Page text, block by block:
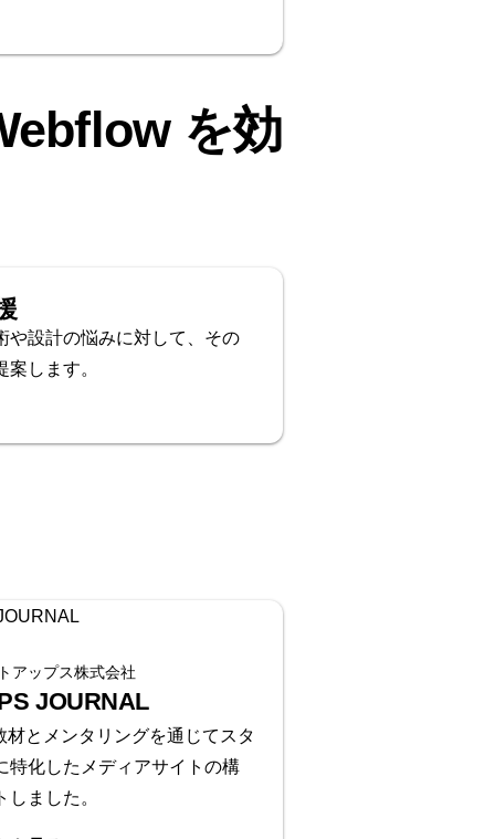
を効
や設計の悩みに対して、その
案します。
アップス株式会社
JOURNAL
材とメンタリングを通じてスタ
特化したメディアサイトの構
しました。